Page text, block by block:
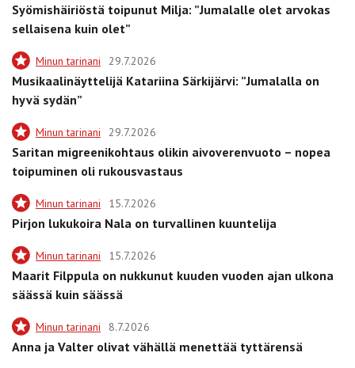
Syömishäiriöstä toipunut Milja: ”Jumalalle olet arvokas
sellaisena kuin olet”
Minun tarinani 29.7.2026
Musikaalinäyttelijä Katariina Särkijärvi: ”Jumalalla on
hyvä sydän”
Minun tarinani 29.7.2026
Saritan migreenikohtaus olikin aivoverenvuoto – nopea
toipuminen oli rukousvastaus
Minun tarinani 15.7.2026
Pirjon lukukoira Nala on turvallinen kuuntelija
Minun tarinani 15.7.2026
Maarit Filppula on nukkunut kuuden vuoden ajan ulkona
säässä kuin säässä
Minun tarinani 8.7.2026
Anna ja Valter olivat vähällä menettää tyttärensä